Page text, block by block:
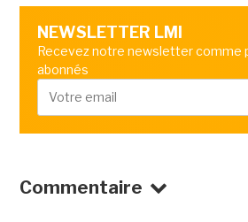
NEWSLETTER LMI
Recevez notre newsletter comme
abonnés
Commentaire